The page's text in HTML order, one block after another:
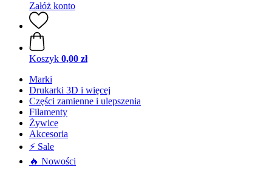
Załóż konto
Koszyk 0,00 zł
Marki
Drukarki 3D i więcej
Części zamienne i ulepszenia
Filamenty
Żywice
Akcesoria
⚡ Sale
🔥 Nowości